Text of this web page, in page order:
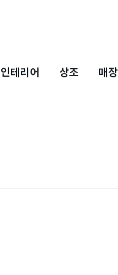
인테리어 상조 매